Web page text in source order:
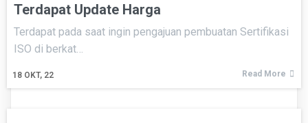
Terdapat Update Harga
18 OKT, 22
Terdapat pada saat ingin pengajuan pembuatan Sertifikasi
ISO di berkat…
Read More